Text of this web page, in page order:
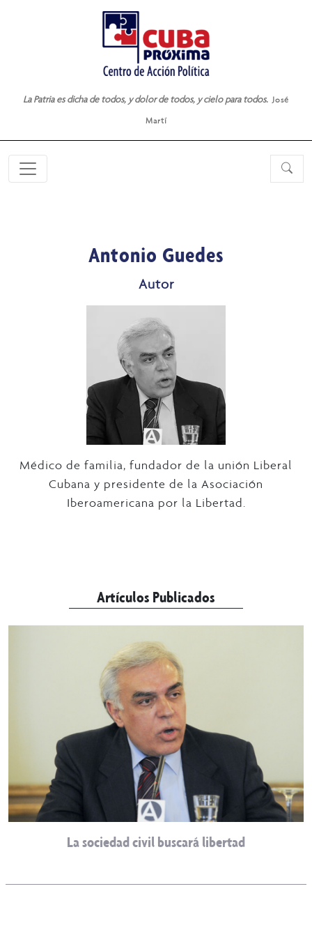
La Patria es dicha de todos, y dolor de todos, y cielo para todos. José
Martí
Antonio Guedes
Autor
Médico de familia, fundador de la unión Liberal
Cubana y presidente de la Asociación
Iberoamericana por la Libertad.
Artículos Publicados
La sociedad civil buscará libertad